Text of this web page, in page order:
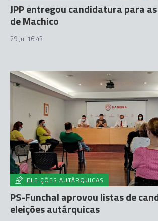
JPP entregou candidatura para
de Machico
29 Jul 16:43
ELEIÇÕES AUTÁRQUICAS
PS-Funchal aprovou listas de
eleições autárquicas